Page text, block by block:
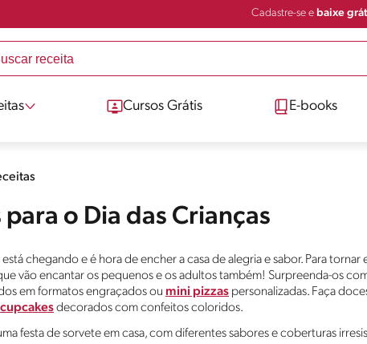
Cadastre-se e baixe
Cursos Grátis E-books
para o Dia das Crianças
chegando e é hora de encher a casa de alegria e sabor. Para tornar
vão encantar os pequenos e os adultos também! Surpreenda-os
em formatos engraçados ou mini pizzas personalizadas. Faça
cupcakesdecorados com confeitos coloridos.
festa de sorvete em casa, com diferentes sabores e coberturas